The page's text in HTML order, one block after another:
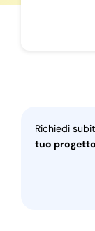
Richiedi
tuo progetto